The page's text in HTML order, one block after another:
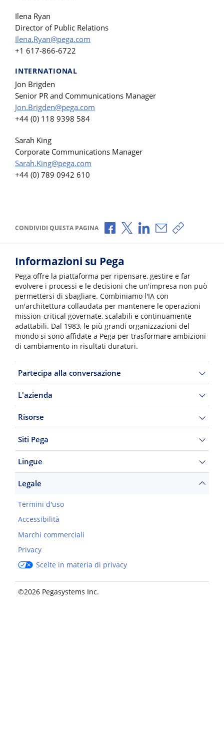
Ilena Ryan
Director of Public Relations
Ilena.Ryan@pega.com
+1 617-866-6722
INTERNATIONAL
Jon Brigden
Senior PR and Communications Manager
Jon.Brigden@pega.com
+44 (0) 118 9398 584
Sarah King
Corporate Communications Manager
Sarah.King@pega.com
+44 (0) 789 0942 610
CONDIVIDI QUESTA PAGINA Condividi via Facebook
Condividi via X
Condividi via
Condividi via e-
Copia link
Informazioni su Pega
Pega offre la piattaforma per ripensare, gestire e far
evolvere i processi e le decisioni che un'impresa non può
permettersi di sbagliare. Combiniamo l'IA con
un'architettura collaudata per mantenere le operazioni
mission-critical governate, scalabili e continuamente
adattabili. Dal 1983, le più grandi organizzazioni del
mondo si sono affidate a Pega per trasformare ambizioni
di cambiamento in risultati duraturi.
Partecipa alla conversazione
L'azienda
Risorse
Siti Pega
Lingue
Legale
Termini d'uso
Accessibilità
Marchi commerciali
Privacy
Scelte in materia di privacy
©2026 Pegasystems Inc.